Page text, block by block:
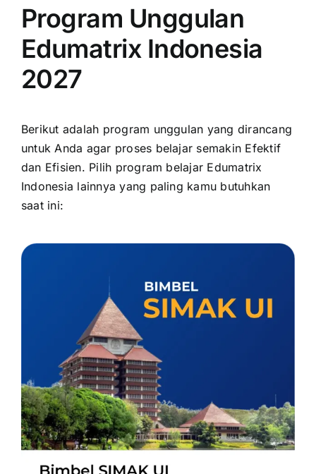
Program Unggulan
Edumatrix Indonesia
2027
Berikut adalah program unggulan yang dirancang
untuk Anda agar proses belajar semakin Efektif
dan Efisien. Pilih program belajar Edumatrix
Indonesia lainnya yang paling kamu butuhkan
saat ini: